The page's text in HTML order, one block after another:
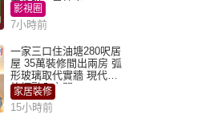
真係咁一早被雪
影視圈
7小時前
一家三口住油塘280呎居
屋 35萬裝修間出兩房 弧
形玻璃取代實牆 現代神
枱櫃融入玄關
家居裝修
15小時前